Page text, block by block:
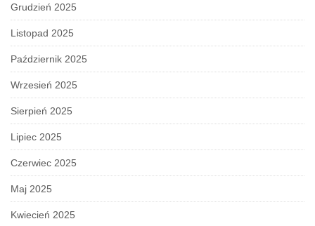
Grudzień 2025
Listopad 2025
Październik 2025
Wrzesień 2025
Sierpień 2025
Lipiec 2025
Czerwiec 2025
Maj 2025
Kwiecień 2025